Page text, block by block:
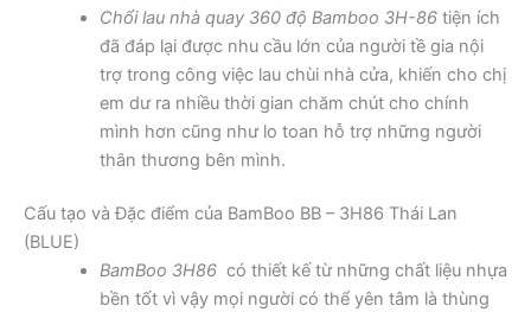
Chổi lau nhà quay 360 độ Bamboo 3H-86tiện ích
đã đáp lại được nhu cầu lớn của người tề gia nội
trợ trong công việc lau chùi nhà cửa, khiến cho chị
em dư ra nhiều thời gian chăm chút cho chính
mình hơn cũng như lo toan hỗ trợ những người
thân thương bên mình.
Cấu tạo và Đặc điểm của BamBoo BB – 3H86 Thái Lan
(BLUE)
BamBoo 3H86có thiết kế từ những chất liệu nhựa
bền tốt vì vậy mọi người có thể yên tâm là thùng